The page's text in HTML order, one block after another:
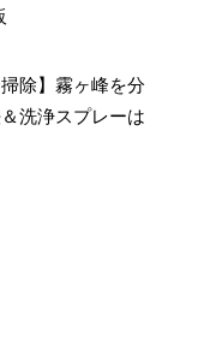
掃除】霧ヶ峰を分
洗浄スプレーは